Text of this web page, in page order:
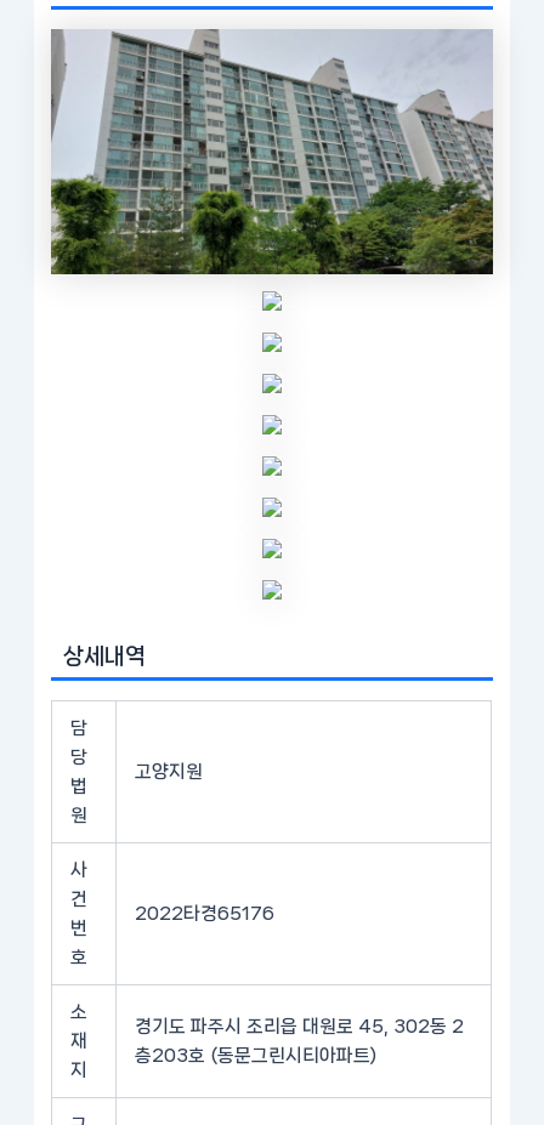
상세내역
담
당
법
원
고양지원
사
건
번
호
2022타경65176
소
재
지
경기도 파주시 조리읍 대원로 45, 302동 2
층203호 (동문그린시티아파트)